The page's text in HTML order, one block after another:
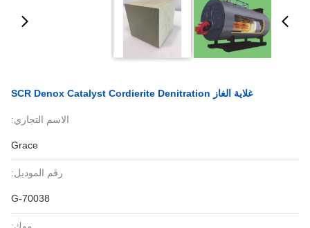
غلاية الغاز SCR Denox Catalyst Cordierite Denitration
الاسم التجاري:
Grace
رقم الموديل:
G-70038